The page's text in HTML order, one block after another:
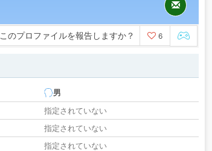
このプロファイルを報告しますか？ 6
男
指定されていない
指定されていない
指定されていない